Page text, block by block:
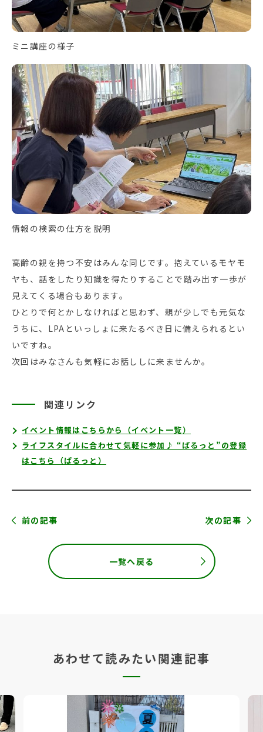
ミニ講座の様子
情報の検索の仕方を説明
高齢の親を持つ不安はみんな同じです。抱えているモヤモ
ヤも、話をしたり知識を得たりすることで踏み出す一歩が
見えてくる場合もあります。
ひとりで何とかしなければと思わず、親が少しでも元気な
うちに、LPAといっしょに来たるべき日に備えられるとい
いですね。
次回はみなさんも気軽にお話ししに来ませんか。
関連リンク
イベント情報はこちらから（イベント一覧）
ライフスタイルに合わせて気軽に参加♪ “ぱるっと”の登録
はこちら（ぱるっと）
前の記事 次の記事
一覧へ戻る
あわせて読みたい関連記事